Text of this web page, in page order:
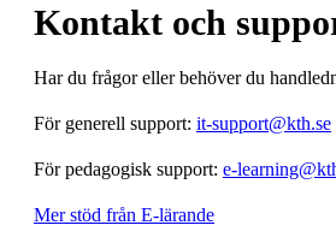
Kontakt och
Har du frågor eller behöver du
För generell support: it-support@kth.se
För pedagogisk support: e-
Mer stöd från E-lärande